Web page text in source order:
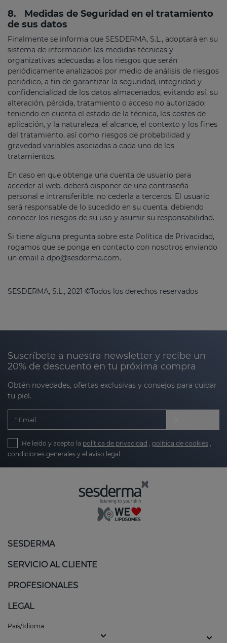
8.
Medidas de Seguridad en el tratamiento
de sus datos
Finalmente se informa que SESDERMA, S.L., adoptará en su
sistema de información las medidas técnicas y
organizativas adecuadas a los riesgos que serán
periódicamente analizados por medio de análisis de riesgos
periódico, a fin de garantizar la seguridad, integridad y
confidencialidad de los datos almacenados, evitando así, su
alteración, pérdida, tratamiento o acceso no autorizado;
teniendo en cuenta el estado de la técnica, los costes de
aplicación, y la naturaleza, el alcance, el contexto y los fines
del tratamiento, así como riesgos de probabilidad y
gravedad variables asociadas a cada uno de los
tratamientos.
En caso en que obtenga una cuenta de usuario para
acceder al web, deberá disponer de una contraseña
personal e intransferible, no cederla a terceros. El usuario
será responsable de lo sucedido en su cuenta, debiendo
conocer los riesgos de su uso y asumir su responsabilidad.
Si tiene alguna pregunta sobre esta Política de Privacidad,
rogamos que se ponga en contacto con nosotros enviando
un email a dpo@sesderma.com.
SESDERMA, S.L., 2021 ©Todos los derechos reservados
Suscríbete a nuestra newsletter y recibe un
20% de descuento en tu próxima compra
Obtén novedades, ofertas exclusivas y consejos para cuidar
tu piel.
Email
He leído y acepto la política de privacidad política de cookies
condiciones generales y el aviso legal
SESDERMA
SERVICIO AL CLIENTE
PROFESIONALES
LEGAL
País/Idioma